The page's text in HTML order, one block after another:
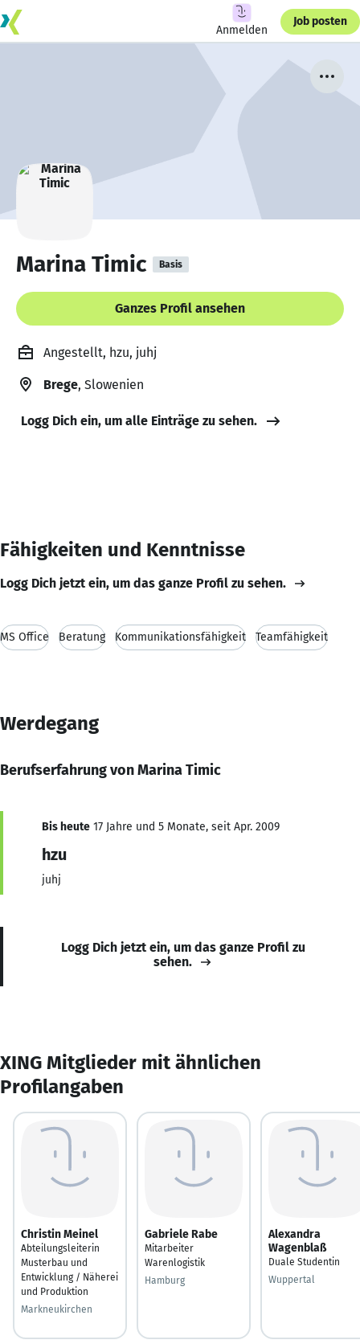
Anmelden
Job posten
Marina Timic Basis
Ganzes Profil ansehen
Angestellt, hzu, juhj
Brege, Slowenien
Logg Dich ein, um alle Einträge zu sehen.
Fähigkeiten und Kenntnisse
Logg Dich jetzt ein, um das ganze Profil zu sehen.
MS Office Beratung Kommunikationsfähigkeit Teamfähigkeit
Werdegang
Berufserfahrung von Marina Timic
Bis heute 17 Jahre und 5 Monate, seit Apr. 2009
hzu
juhj
Logg Dich jetzt ein, um das ganze Profil zu
sehen.
XING Mitglieder mit ähnlichen
Profilangaben
Christin Meinel
Abteilungsleiterin
Musterbau und
Entwicklung / Näherei
und Produktion
Markneukirchen
Gabriele Rabe
Mitarbeiter
Warenlogistik
Hamburg
Alexandra
Wagenblaß
Duale Studentin
Wuppertal